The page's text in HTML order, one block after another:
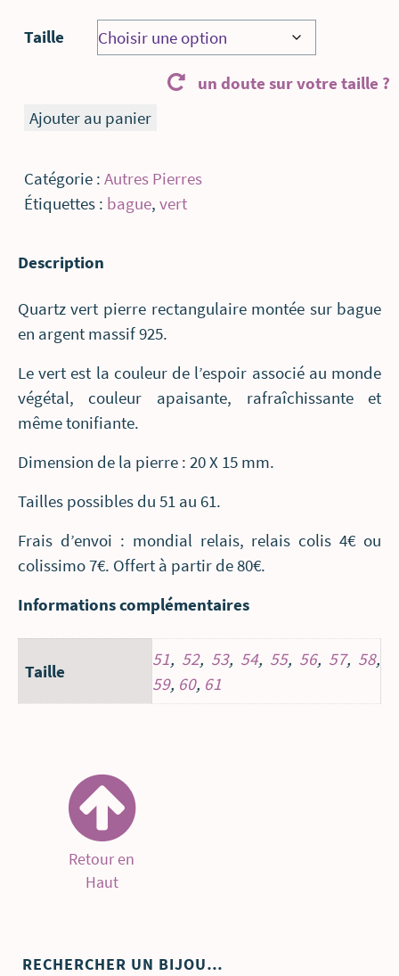
Taille
un doute sur votre taille ?
quantité
Beau
vert
bague
illuminera
main
Ajouter au panier
Catégorie : Autres Pierres
Étiquettes : bague, vert
Description
Quartz vert pierre rectangulaire montée sur bague
en argent massif 925.
Le vert est la couleur de l’espoir associé au monde
végétal, couleur apaisante, rafraîchissante et
même tonifiante.
Dimension de la pierre : 20 X 15 mm.
Tailles possibles du 51 au 61.
Frais d’envoi : mondial relais, relais colis 4€ ou
colissimo 7€. Offert à partir de 80€.
Informations complémentaires
Taille
51, 52, 53, 54, 55, 56, 57, 58,
59, 60, 61
Retour en
Haut
RECHERCHER UN BIJOU…